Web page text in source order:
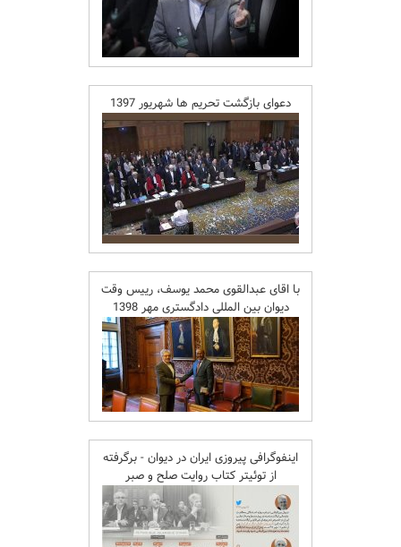
دعوای بازگشت تحریم ها شهریور 1397
با اقای عبدالقوی محمد یوسف، رییس وقت
دیوان بین المللی دادگستری مهر 1398
اینفوگرافی پیروزی ایران در دیوان - برگرفته
از توئیتر کتاب روایت صلح و صبر